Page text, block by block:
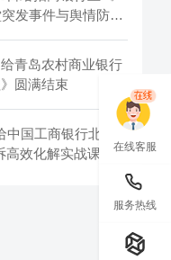
发事件与舆情防范
青岛农村商业银行
圆满结束
国工商银行北京
高效化解实战课——在线客服
服务热线